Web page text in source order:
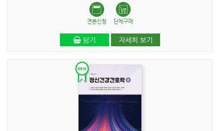
견본신청 단체구매
담기 자세히 보기